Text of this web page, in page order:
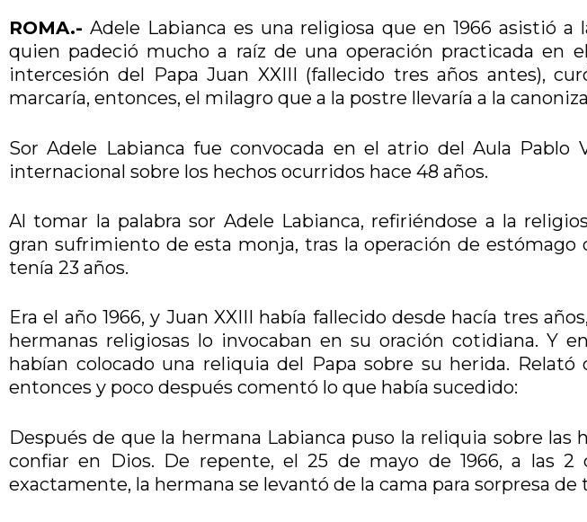
ROMA.- Adele Labianca es una religiosa que en 1966 asistió a
quien padeció mucho a raíz de una operación practicada en
intercesión del Papa Juan XXIII (fallecido tres años antes),
marcaría, entonces, el milagro que a la postre llevaría a la
Sor Adele Labianca fue convocada en el atrio del Aula Pablo
internacional sobre los hechos ocurridos hace 48 años.
Al tomar la palabra sor Adele Labianca, refiriéndose a la
gran sufrimiento de esta monja, tras la operación de estómago
tenía 23 años.
Era el año 1966, y Juan XXIII había fallecido desde hacía tres
hermanas religiosas lo invocaban en su oración cotidiana. Y
habían colocado una reliquia del Papa sobre su herida.
entonces y poco después comentó lo que había sucedido:
Después de que la hermana Labianca puso la reliquia sobre las
confiar en Dios. De repente, el 25 de mayo de 1966, a las
exactamente, la hermana se levantó de la cama para sorpresa de